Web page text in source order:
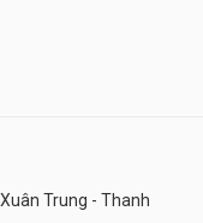
Trung - Thanh